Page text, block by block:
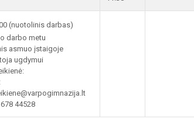
(nuotolinis darbas)
darbo metu
asmuo įstaigoje
ugdymui
44528